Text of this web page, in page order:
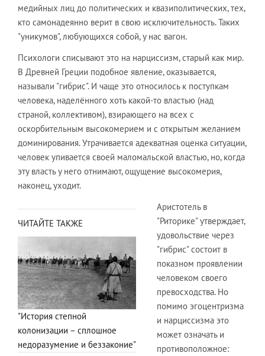
медийных лиц до политических и квазиполитических, тех,
кто самонадеянно верит в свою исключительность. Таких
"уникумов", любующихся собой, у нас вагон.
Психологи списывают это на нарциссизм, старый как мир.
В Древней Греции подобное явление, оказывается,
называли "гибрис". И чаще это относилось к поступкам
человека, наделённого хоть какой-то властью (над
страной, коллективом), взирающего на всех с
оскорбительным высокомерием и с открытым желанием
доминирования. Утрачивается адекватная оценка ситуации,
человек упивается своей маломальской властью, но, когда
эту власть у него отнимают, ощущение высокомерия,
наконец, уходит.
ЧИТАЙТЕ ТАКЖЕ
"История степной
колонизации – сплошное
недоразумение и беззаконие"
Аристотель в
"Риторике" утверждает,
удовольствие через
"гибрис" состоит в
показном проявлении
человеком своего
превосходства. Но
помимо эгоцентризма
и нарциссизма это
может означать и
противоположное: